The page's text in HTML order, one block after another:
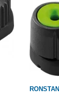
RONSTAN